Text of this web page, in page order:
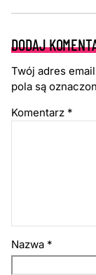
DODAJ
Twój adres
pola są
Komentarz *
Nazwa *